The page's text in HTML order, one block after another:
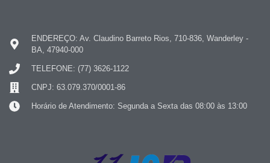
ENDEREÇO: Av. Claudino Barreto Rios, 710-836, Wanderley -
BA, 47940-000
TELEFONE: (77) 3626-1122
CNPJ: 63.079.370/0001-86
Horário de Atendimento: Segunda a Sexta das 08:00 às 13:00